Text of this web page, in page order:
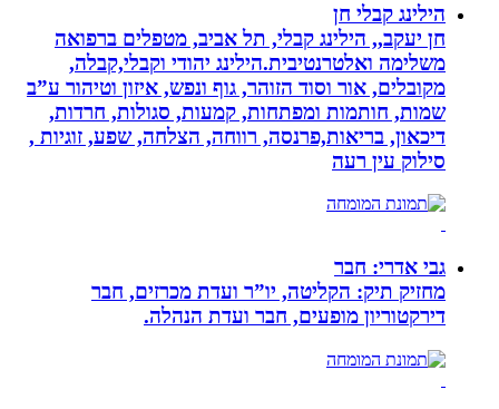
הילינג קבלי חן
חן יעקב,, הילינג קבלי, תל אביב, מטפלים ברפואה
משלימה ואלטרנטיבית.הילינג יהודי וקבלי,קבלה,
מקובלים, אור וסוד הזוהר, גוף ונפש, איזון וטיהור ע”ב
שמות, חותמות ומפתחות, קמעות, סגולות, חרדות,
דיכאון, בריאות,פרנסה, רווחה, הצלחה, שפע, זוגיות ,
סילוק עין רעה
גבי אדרי: חבר
מחזיק תיק: הקליטה, יו”ר ועדת מכרזים, חבר
דירקטוריון מופעים, חבר ועדת הנהלה.